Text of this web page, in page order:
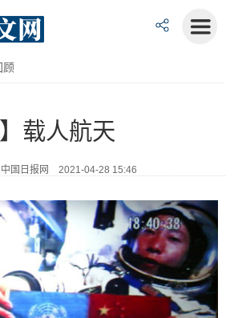
顾
载人航天
中国日报网 2021-04-28 15:46